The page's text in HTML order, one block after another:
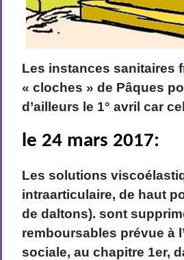
Les instances sanitaires
« cloches » de Pâques
d’ailleurs le 1° avril car
le 24 mars 2017:
Les solutions
intra­articulaire, de haut
de daltons). sont
remboursables prévue à
sociale, au chapitre 1er,